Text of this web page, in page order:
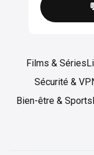
Films & Séries
Sécurité &
Bien-être & Sports